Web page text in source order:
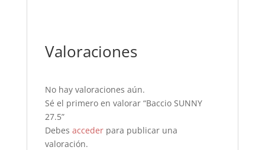
Valoraciones
No hay valoraciones aún.
Sé el primero en valorar “Baccio SUNNY
27.5”
Debes accederpara publicar una
valoración.